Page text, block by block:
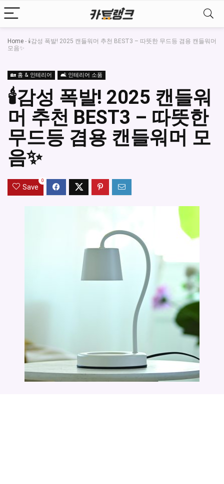
Home - 🕯️감성 폭발! 2025 캔들워머 추천 BEST3 – 따뜻한 무드등 겸용 캔들워머
모음✨
🏡 홈 & 인테리어 🛋️ 인테리어 소품
🕯️감성 폭발! 2025 캔들워
머 추천 BEST3 – 따뜻한
무드등 겸용 캔들워머 모
음✨
Save
0